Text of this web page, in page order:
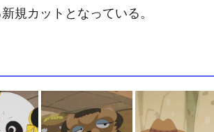
規カットとなっている。